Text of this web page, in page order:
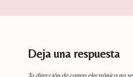
Deja una respuesta
Tu dirección de correo electrónico no